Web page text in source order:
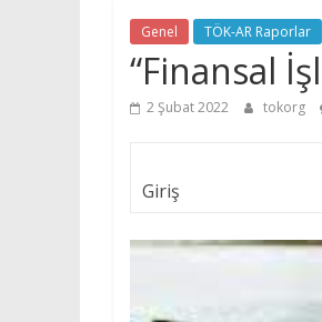
Konfederasyonu
(TÖK)Genel TÖK-AR Raporlar
“Finansal
2 Şubat 2022 tokorg
Giriş